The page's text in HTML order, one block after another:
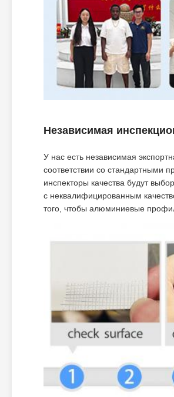
Независимая
У нас есть независимая
соответствии со стандартными
инспекторы качества будут
с неквалифицированным
того, чтобы алюминиевые